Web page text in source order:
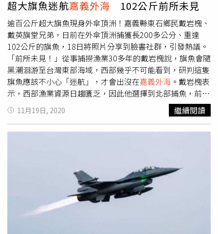
超大旗魚迷航嘉義外海 102公斤前所未見
逾百公斤超大旗魚現身外傘頂洲！嘉義縣東石鄉民戴岩槐、
戴英旗堂兄弟，日前在外傘頂洲捕獲長200多公分、重達
102公斤的旗魚，18日將照片分享到臉書社群，引發熱議。
「前所未見！」從事捕撈漁業30多年的戴岩槐說，旗魚會隨
黑潮洄游至台灣東部海域，西部幾乎不可能看到，研判這隻
旗魚應該不小心「迷航」，才會出沒在嘉義外海 。戴岩槐表
示，西部漁業資源日趨匱乏，因此他選擇到北部捕魚，前陣
子要從東石返回淡水時，在
的外傘頂洲放網捕撈，
發現魚線被拉緊、網子沉甸甸的，拉上來前不曉得魚種，直
到魚整個浮出水面，眾人才驚呼竟然是旗魚。戴岩槐說，黑
種，機率可說是微乎其微，過去曾在北部捕獲到旗魚，不過
捕到，還真是頭一遭。嘉義區漁會推廣部主任吳
純裕也首次聽聞有漁民在外傘頂洲捕到旗魚，他說，
較常見黑格、鱸魚、三牙魚等，戴岩槐、戴英旗堂兄弟倆
嘉義外海捕獲到只有東部地區才會出現的旗魚，刷新嘉
11月19日, 2020 繼續閱讀